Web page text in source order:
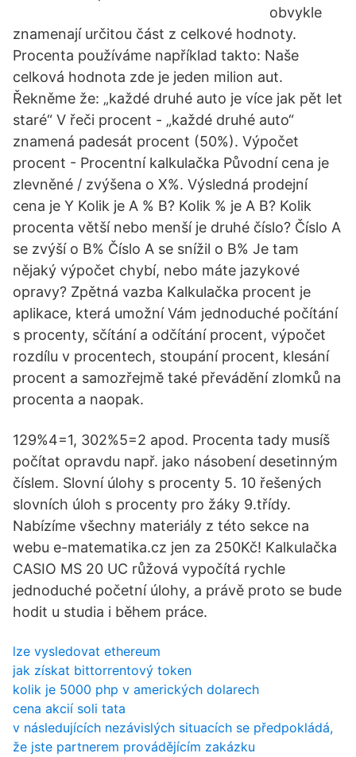
obvykle
znamenají určitou část z celkové hodnoty.
Procenta používáme například takto: Naše
celková hodnota zde je jeden milion aut.
Řekněme že: „každé druhé auto je více jak pět let
staré“ V řeči procent - „každé druhé auto“
znamená padesát procent (50%). Výpočet
procent - Procentní kalkulačka Původní cena je
zlevněné / zvýšena o X%. Výsledná prodejní
cena je Y Kolik je A % B? Kolik % je A B? Kolik
procenta větší nebo menší je druhé číslo? Číslo A
se zvýší o B% Číslo A se snížil o B% Je tam
nějaký výpočet chybí, nebo máte jazykové
opravy? Zpětná vazba Kalkulačka procent je
aplikace, která umožní Vám jednoduché počítání
s procenty, sčítání a odčítání procent, výpočet
rozdílu v procentech, stoupání procent, klesání
procent a samozřejmě také převádění zlomků na
procenta a naopak.
129%4=1, 302%5=2 apod. Procenta tady musíš
počítat opravdu např. jako násobení desetinným
číslem. Slovní úlohy s procenty 5. 10 řešených
slovních úloh s procenty pro žáky 9.třídy.
Nabízíme všechny materiály z této sekce na
webu e-matematika.cz jen za 250Kč! Kalkulačka
CASIO MS 20 UC růžová vypočítá rychle
jednoduché početní úlohy, a právě proto se bude
hodit u studia i během práce.
lze vysledovat ethereum
jak získat bittorrentový token
kolik je 5000 php v amerických dolarech
cena akcií soli tata
v následujících nezávislých situacích se předpokládá,
že jste partnerem provádějícím zakázku